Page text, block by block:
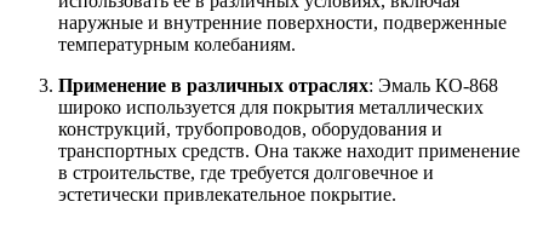
наружные и внутренние поверхности, подверженные
температурным колебаниям.
Применение в различных отраслях: Эмаль КО-868
широко используется для покрытия металлических
конструкций, трубопроводов, оборудования и
транспортных средств. Она также находит применение
в строительстве, где требуется долговечное и
эстетически привлекательное покрытие.